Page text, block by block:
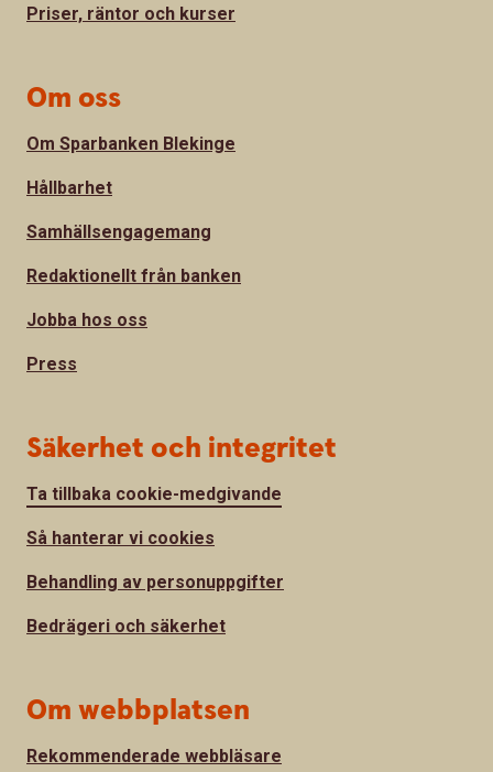
Priser, räntor och kurser
Om oss
Om Sparbanken Blekinge
Hållbarhet
Samhällsengagemang
Redaktionellt från banken
Jobba hos oss
Press
Säkerhet och integritet
Ta tillbaka cookie-medgivande
Så hanterar vi cookies
Behandling av personuppgifter
Bedrägeri och säkerhet
Om webbplatsen
Rekommenderade webbläsare